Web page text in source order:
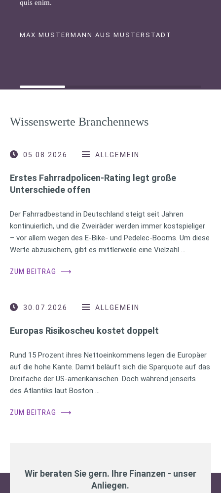
quis enim.
MAX MUSTERMANN AUS MUSTERSTADT
Wissenswerte Branchennews
05.08.2026 ALLGEMEIN
Erstes Fahrradpolicen-Rating legt große
Unterschiede offen
Der Fahrradbestand in Deutschland steigt seit Jahren
kontinuierlich, und die Zweiräder werden immer kostspieliger
– vor allem wegen des E-Bike- und Pedelec-Booms. Um diese
Werte abzusichern, gibt es mittlerweile eine Vielzahl …
ZUM BEITRAG ⟶
30.07.2026 ALLGEMEIN
Europas Risikoscheu kostet doppelt
Rund 15 Prozent ihres Nettoeinkommens legen die Europäer
auf die hohe Kante. Damit beläuft sich die Sparquote auf das
Dreifache der US-amerikanischen. Doch während jenseits
des Atlantiks laut Boston …
ZUM BEITRAG ⟶
Wir beraten Sie gern. Ihre Finanzen - unser
Anliegen.